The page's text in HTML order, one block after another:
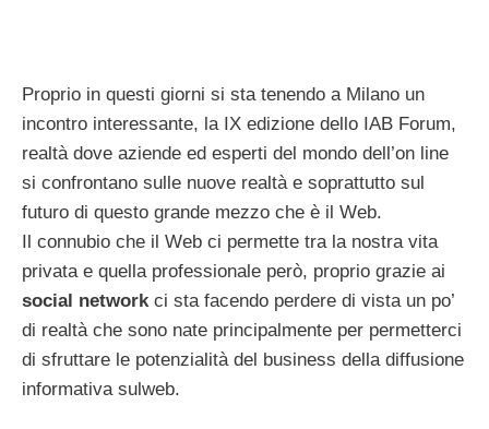
Proprio in questi giorni si sta tenendo a Milano un
incontro interessante, la IX edizione dello IAB Forum,
realtà dove aziende ed esperti del mondo dell’on line
si confrontano sulle nuove realtà e soprattutto sul
futuro di questo grande mezzo che è il Web.
Il connubio che il Web ci permette tra la nostra vita
privata e quella professionale però, proprio grazie ai
social network ci sta facendo perdere di vista un po’
di realtà che sono nate principalmente per permetterci
di sfruttare le potenzialità del business della diffusione
informativa sulweb.